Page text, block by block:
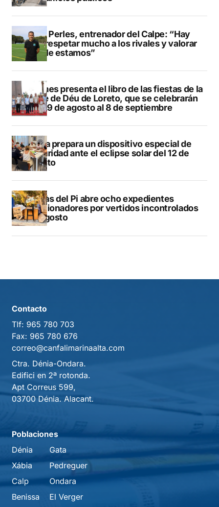
Pere Perles, entrenador del Calpe: “Hay
que respetar mucho a los rivales y valorar
dónde estamos”
Duanes presenta el libro de las fiestas de la
Mare de Déu de Loreto, que se celebrarán
del 29 de agosto al 8 de septiembre
Xàbia prepara un dispositivo especial de
seguridad ante el eclipse solar del 12 de
agosto
L’Alfàs del Pi abre ocho expedientes
sancionadores por vertidos incontrolados
en agosto
Contacto
Tlf: 965 780 703
Fax: 965 780 676
correo@canfalimarinaalta.com
Ctra. Dénia-Ondara.
Edifici en 2ª rotonda.
Apt Correus 599,
03700 Dénia. Alacant.
Poblaciones
Dénia
Xábia
Calp
Benissa
Gata
Pedreguer
Ondara
El Verger